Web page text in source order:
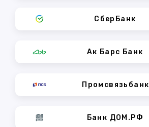
СберБанк
Ак Барс Банк
Промсвязьбанк
Банк ДОМ.РФ